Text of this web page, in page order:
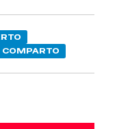
COMPARTO